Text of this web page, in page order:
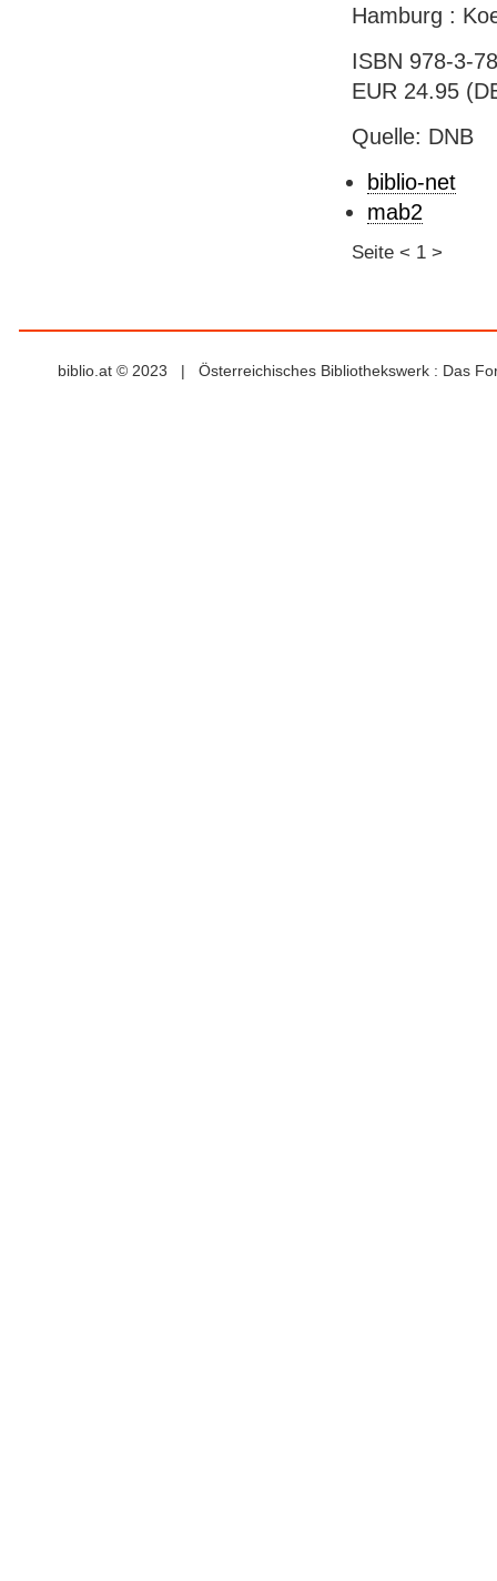
Hamburg :
ISBN 978-3-
EUR 24.95
Quelle: DNB
biblio-net
mab2
Seite < 1 >
biblio.at © 2023 | Österreichisches Bibliothekswerk : Das